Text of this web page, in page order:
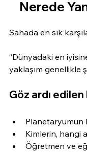
Nerede
Sahada en sık
“Dünyadaki en
yaklaşım genellikle
Göz ardı
Planetaryumun
Kimlerin, hangi
Öğretmen ve